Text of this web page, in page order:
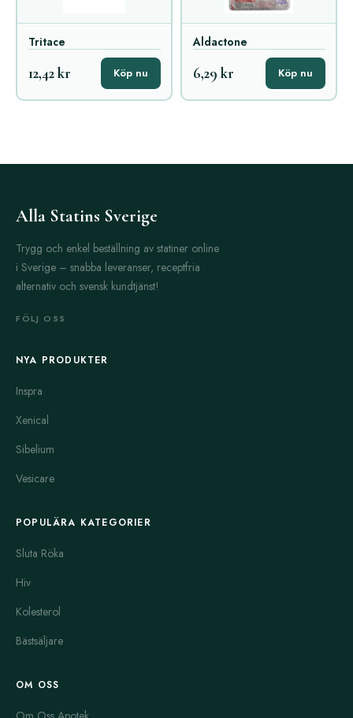
Tritace
12,42 kr Köp nu
Aldactone
6,29 kr Köp nu
Alla Statins Sverige
Trygg och enkel beställning av statiner online
i Sverige – snabba leveranser, receptfria
alternativ och svensk kundtjänst!
FÖLJ OSS
NYA PRODUKTER
Inspra
Xenical
Sibelium
Vesicare
POPULÄRA KATEGORIER
Sluta Röka
Hiv
Kolesterol
Bästsäljare
OM OSS